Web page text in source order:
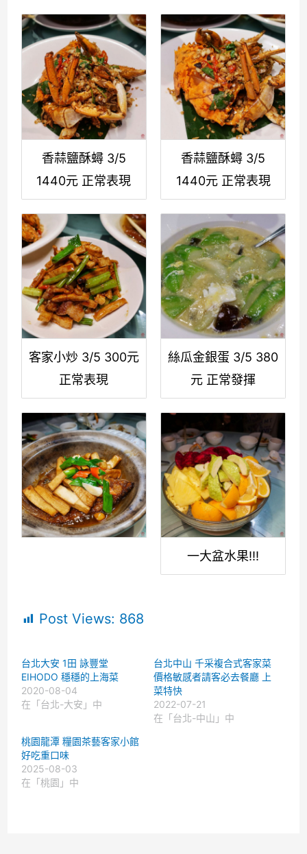
香蒜鹽酥蟳 3/5
1440元 正常表現
香蒜鹽酥蟳 3/5
1440元 正常表現
客家小炒 3/5 300元
正常表現
絲瓜金銀蛋 3/5 380
元 正常發揮
一大盆水果!!!
Post Views: 868
台北大安 1田 詠豐堂
EIHODO 穩穩的上海菜
2020-08-04
在「台北-大安」中
台北中山 千采複合式客家菜
價格敏感者請客必去餐廳 上
菜特快
2022-07-21
在「台北-中山」中
桃園龍潭 糧園茶藝客家小館
好吃重口味
2025-08-03
在「桃園」中